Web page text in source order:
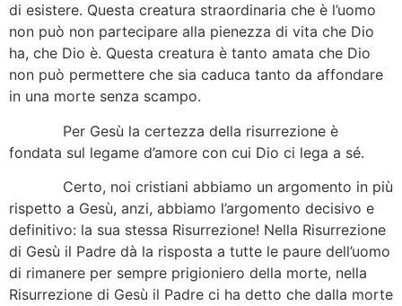
di esistere. Questa creatura straordinaria che è l’uomo
non può non partecipare alla pienezza di vita che Dio
ha, che Dio è. Questa creatura è tanto amata che Dio
non può permettere che sia caduca tanto da affondare
in una morte senza scampo.
Per Gesù la certezza della risurrezione è
fondata sul legame d’amore con cui Dio ci lega a sé.
Certo, noi cristiani abbiamo un argomento in più
rispetto a Gesù, anzi, abbiamo l’argomento decisivo e
definitivo: la sua stessa Risurrezione! Nella Risurrezione
di Gesù il Padre dà la risposta a tutte le paure dell’uomo
di rimanere per sempre prigioniero della morte, nella
Risurrezione di Gesù il Padre ci ha detto che dalla morte